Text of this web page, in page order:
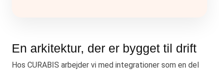
En arkitektur, der er bygget til drift
Hos CURABIS arbejder vi med integrationer som en del